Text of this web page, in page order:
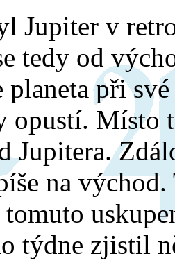
Jupiter v
tedy od
planeta při
opustí. Místo
Jupitera.
na
týdne zjistil